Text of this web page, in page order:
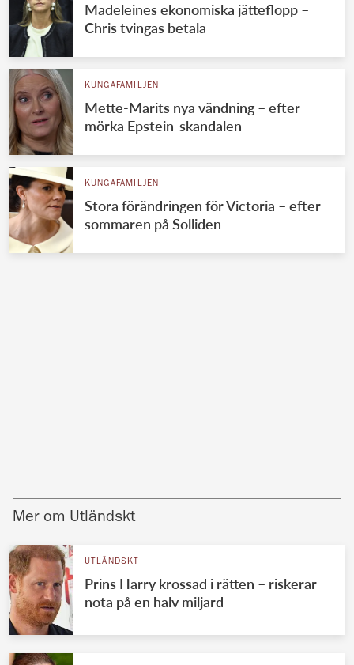
Madeleines ekonomiska jätteflopp –
Chris tvingas betala
KUNGAFAMILJEN
Mette-Marits nya vändning – efter
mörka Epstein-skandalen
KUNGAFAMILJEN
Stora förändringen för Victoria – efter
sommaren på Solliden
Mer om Utländskt
UTLÄNDSKT
Prins Harry krossad i rätten – riskerar
nota på en halv miljard